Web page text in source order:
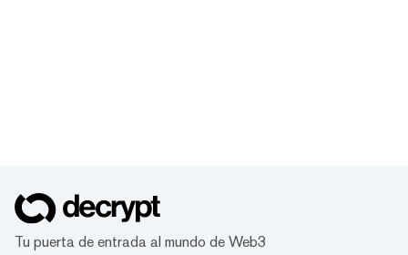
Tu puerta de entrada al mundo de Web3